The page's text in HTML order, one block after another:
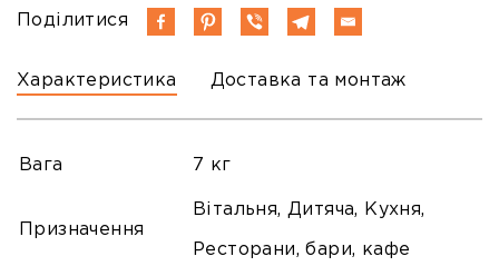
Характеристика Доставка та монтаж
Поділитися
Вага 7 кг
Призначення
Вітальня, Дитяча, Кухня,
Ресторани, бари, кафе